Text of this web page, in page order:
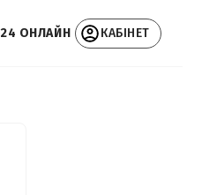
24 ОНЛАЙН КАБІНЕТ